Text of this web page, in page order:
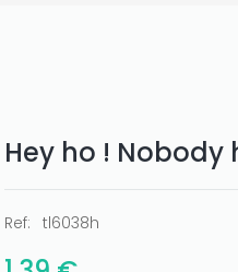
Hey ho ! Nobody
Ref: tl6038h